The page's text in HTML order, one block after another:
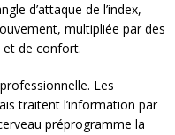
d’attaque de l’index,
multipliée par des
et de confort.
Les
traitent l’information par
préprogramme la